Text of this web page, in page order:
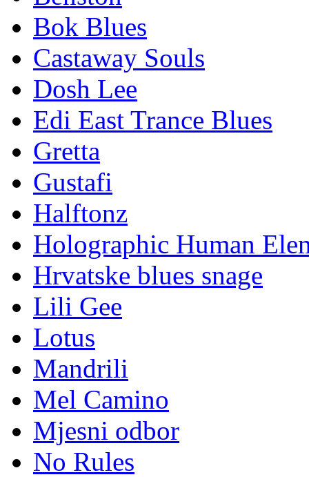
Afion
BE HA VE
Benston
Bok Blues
Castaway Souls
Dosh Lee
Edi East Trance Blues
Gretta
Gustafi
Halftonz
Holographic Human
Hrvatske blues snage
Lili Gee
Lotus
Mandrili